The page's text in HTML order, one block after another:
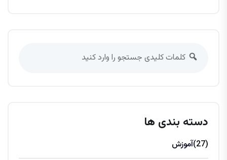
دسته بندی ها
آموزش (27)